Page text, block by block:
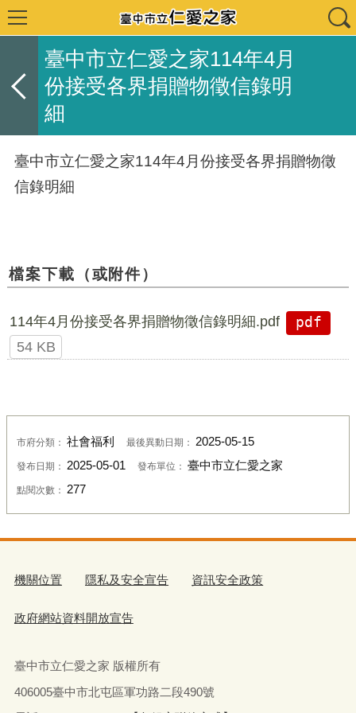
臺中市立仁愛之家114年4月
份接受各界捐贈物徵信錄明
細
臺中市立仁愛之家114年4月份接受各界捐贈物徵
信錄明細
檔案下載（或附件）
114年4月份接受各界捐贈物徵信錄明細.pdf
pdf
54 KB
市府分類： 社會福利 最後異動日期： 2025-05-15
發布日期： 2025-05-01 發布單位： 臺中市立仁愛之家
點閱次數： 277
機關位置 隱私及安全宣告 資訊安全政策
政府網站資料開放宣告
臺中市立仁愛之家 版權所有
406005臺中市北屯區軍功路二段490號